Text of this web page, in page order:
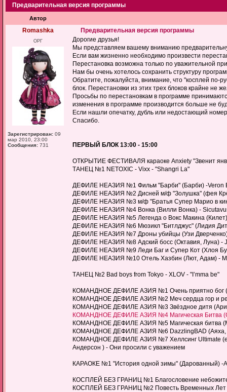
Предварительная версия программы
Автор
Romashka
ОРГ
Зарегистрирован: 09
мар 2010, 23:00
Сообщения: 731
Предварительная версия программы
Дорогие друзья!
Мы представляем вашему вниманию
Если вам жизненно необходимо произвести
Перестановка возможна только по уважительной
Нам бы очень хотелось сохранить структуру
Обратите, пожалуйста, внимание, что "косплей по-
блок. Перестановки из этих трех блоков крайне не
Просьбы по перестановкам в программе
изменения в программе производится больше не
Если нашли опечатку, дубль или недостающий
Спасибо.
ПЕРВЫЙ БЛОК 13:00 - 15:00
ОТКРЫТИЕ ФЕСТИВАЛЯ караоке Anxiety "Звенит
ТАНЕЦ №1 NETOXIC - Vixx - "Shangri La"
ДЕФИЛЕ НЕАЗИЯ №1 Фильм "Барби" (Барби) -Veron
ДЕФИЛЕ НЕАЗИЯ №2 Дисней м/ф "Золушка" (фея
ДЕФИЛЕ НЕАЗИЯ №3 м/ф "Братья Супер Марио в
ДЕФИЛЕ НЕАЗИЯ №4 Вонка (Вилли Вонка) -
ДЕФИЛЕ НЕАЗИЯ №5 Легенда о Вокс Макина (Килет)
ДЕФИЛЕ НЕАЗИЯ №6 Мюзикл "Битлджус" (Лидия
ДЕФИЛЕ НЕАЗИЯ №7 Дроны убийцы (Узи
ДЕФИЛЕ НЕАЗИЯ №8 Адский босс (Октавия, Луна) -
ДЕФИЛЕ НЕАЗИЯ №9 Леди Баг и Супер Кот (Хлоя
ДЕФИЛЕ НЕАЗИЯ №10 Отель Хазбин (Лют, Адам) -
ТАНЕЦ №2 Bad boys from Tokyo - XLOV - "I’mma be"
КОМАНДНОЕ ДЕФИЛЕ АЗИЯ №1 Очень приятно бог
КОМАНДНОЕ ДЕФИЛЕ АЗИЯ №2 Меч сердца гор и
КОМАНДНОЕ ДЕФИЛЕ АЗИЯ №3 Звёздное дитя
КОМАНДНОЕ ДЕФИЛЕ АЗИЯ №4 Магическая Битва
КОМАНДНОЕ ДЕФИЛЕ АЗИЯ №5 Магическая битва
КОМАНДНОЕ ДЕФИЛЕ АЗИЯ №6 DazzlingBAD (Аяха,
КОМАНДНОЕ ДЕФИЛЕ АЗИЯ №7 Хеллсинг Ultimate
Андерсон ) - Они просили с уважением
КАРАОКЕ №1 "История одной зимы" (Дарованный) -
КОСПЛЕЙ БЕЗ ГРАНИЦ №1 Благословение
КОСПЛЕЙ БЕЗ ГРАНИЦ №2 Повесть Временных Лет